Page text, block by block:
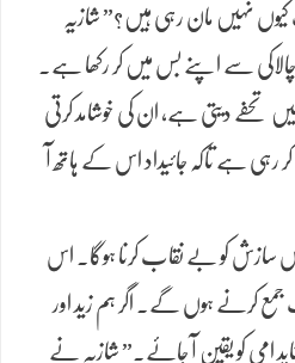
نہیں مان رہی ہیں؟” شازیہ
چالاکی سے اپنے بس میں کر رکھا ہے۔
تحفے دیتی ہے، ان کی خوشامد کرتی
رہی ہے تاکہ جائیداد اس کے ہاتھ آ
سازش کو بے نقاب کرنا ہوگا۔ اس
جمع کرنے ہوں گے۔ اگر ہم زید اور
شاید امی کو یقین آ جائے۔” شازیہ نے